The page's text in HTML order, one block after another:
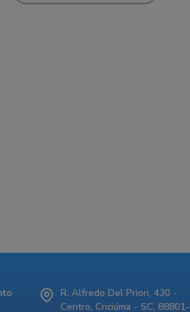
R. Alfredo Del Priori, 430 -
Centro, Criciúma - SC, 88801-